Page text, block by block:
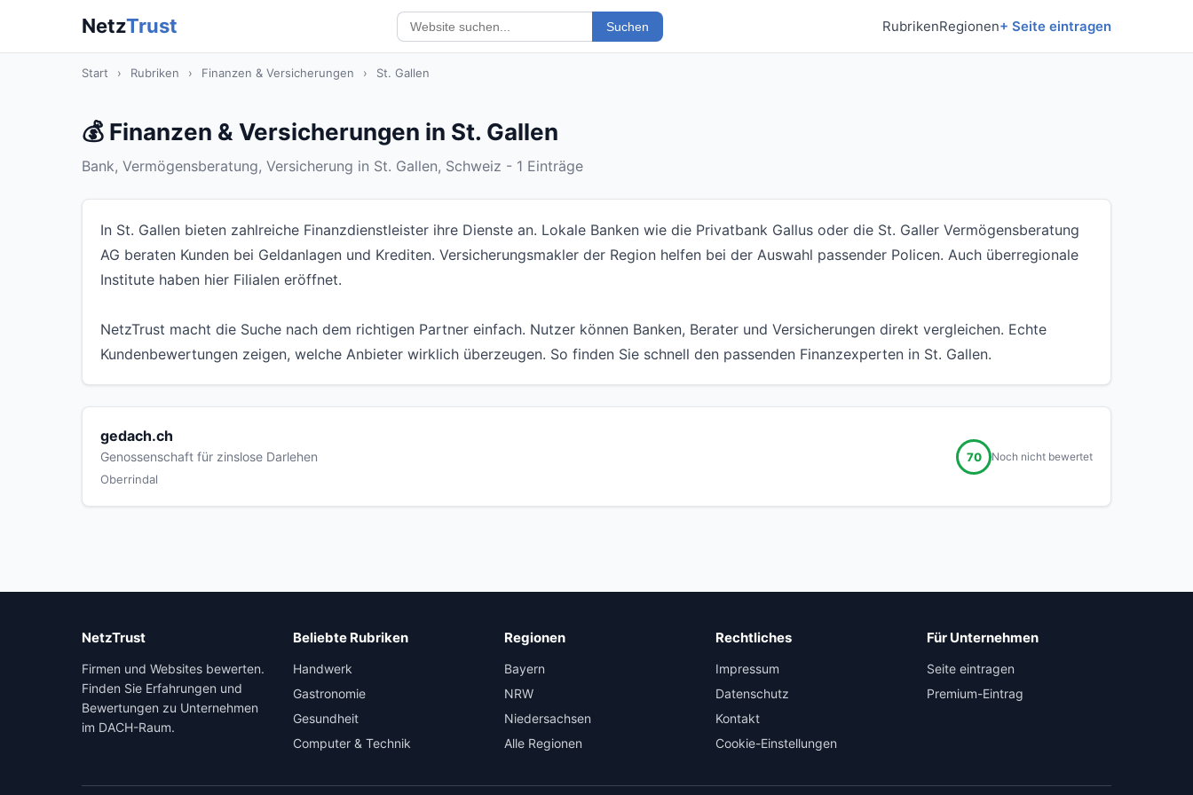
NetzTrust Suchen RubrikenRegionen+ Seite eintragen
Start › Rubriken › Finanzen & Versicherungen › St. Gallen
💰 Finanzen & Versicherungen in St. Gallen
Bank, Vermögensberatung, Versicherung in St. Gallen, Schweiz - 1 Einträge
In St. Gallen bieten zahlreiche Finanzdienstleister ihre Dienste an. Lokale Banken wie die Privatbank Gallus oder die St. Galler Vermögensberatung
AG beraten Kunden bei Geldanlagen und Krediten. Versicherungsmakler der Region helfen bei der Auswahl passender Policen. Auch überregionale
Institute haben hier Filialen eröffnet.
NetzTrust macht die Suche nach dem richtigen Partner einfach. Nutzer können Banken, Berater und Versicherungen direkt vergleichen. Echte
Kundenbewertungen zeigen, welche Anbieter wirklich überzeugen. So finden Sie schnell den passenden Finanzexperten in St. Gallen.
gedach.ch
Genossenschaft für zinslose Darlehen
Oberrindal
70 Noch nicht bewertet
NetzTrust
Firmen und Websites bewerten.
Finden Sie Erfahrungen und
Bewertungen zu Unternehmen
im DACH-Raum.
Beliebte Rubriken
Handwerk
Gastronomie
Gesundheit
Computer & Technik
Regionen
Bayern
NRW
Niedersachsen
Alle Regionen
Rechtliches
Impressum
Datenschutz
Kontakt
Cookie-Einstellungen
Für Unternehmen
Seite eintragen
Premium-Eintrag